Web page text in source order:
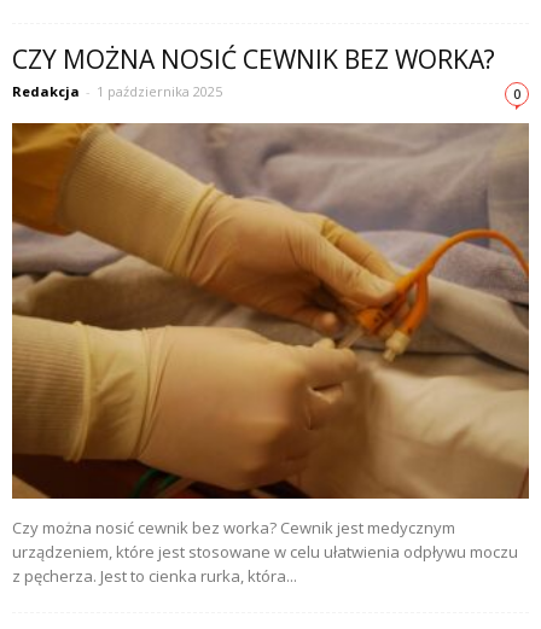
CZY MOŻNA NOSIĆ CEWNIK BEZ WORKA?
Redakcja - 1 października 2025 0
Czy można nosić cewnik bez worka? Cewnik jest medycznym
urządzeniem, które jest stosowane w celu ułatwienia odpływu moczu
z pęcherza. Jest to cienka rurka, która...